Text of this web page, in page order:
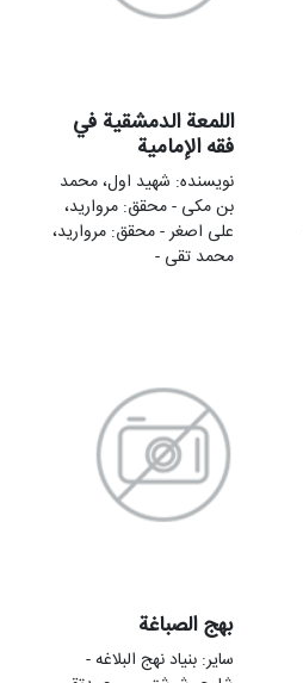
اللمعة الدمشقیة في
فقه الإمامیة
نویسنده: شهید اول، محمد
بن مکی - محقق: مروارید،
علی اصغر - محقق: مروارید،
محمد تقی -
بهج الصباغة
سایر: بنیاد نهج البلاغه -